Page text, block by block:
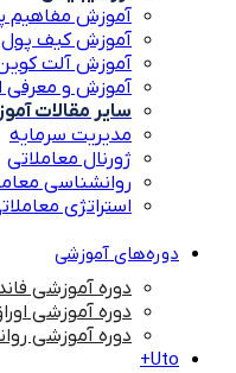
آموزش مفاهیم
آموزش کیف پول
آموزش آلت
آموزش و معرفی
سایر مقالات
مدیریت سرمایه
ژورنال معاملاتی
روانشناسی
استراتژی
دوره‌های آموزشی
دوره آموزشی
دوره آموزشی
دوره آموزشی
Uto+